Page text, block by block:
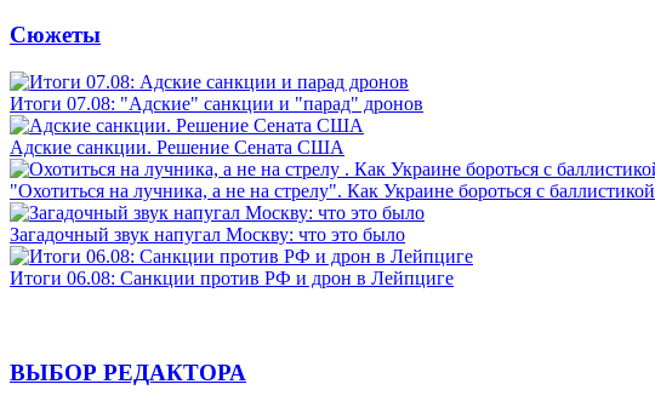
Сюжеты
Итоги 07.08: "Адские" санкции и "парад" дронов
Адские санкции. Решение Сената США
"Охотиться на лучника, а не на стрелу". Как Украине бороться с баллистикой
Загадочный звук напугал Москву: что это было
Итоги 06.08: Санкции против РФ и дрон в Лейпциге
ВЫБОР РЕДАКТОРА